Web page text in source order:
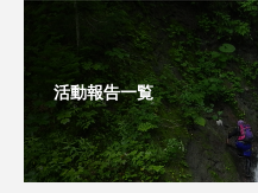
活動報告一覧